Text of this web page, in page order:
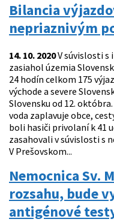
Bilancia
nepriaznivým
14. 10. 2020V súvislosti s
zasiahol územia
24 hodín celkom 175
východe a severe
Slovensku od 12.
voda zaplavuje obce,
boli hasiči privolaní k 41
zasahovali v súvislosti s
V Prešovskom...
Nemocnica Sv.
rozsahu, bude
antigénové